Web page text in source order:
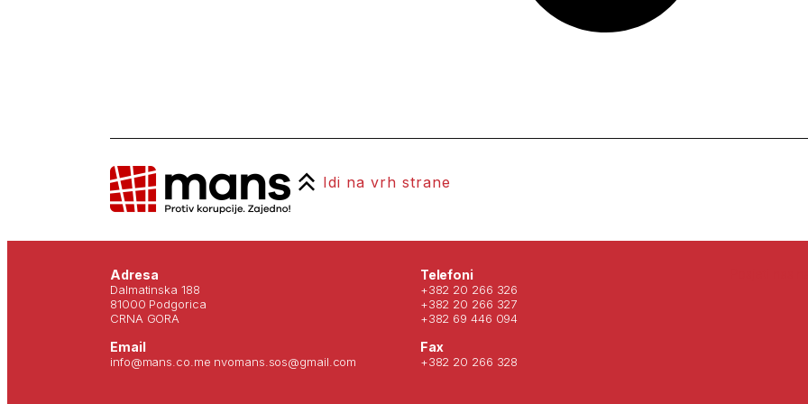
Idi na vrh strane
Adresa
Dalmatinska 188
81000 Podgorica
CRNA GORA
Email
info@mans.co.me nvomans.sos@gmail.com
Telefoni
+382 20 266 326
+382 20 266 327
+382 69 446 094
Fax
+382 20 266 328